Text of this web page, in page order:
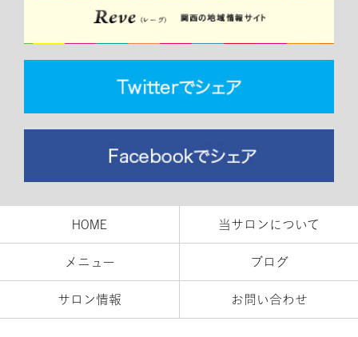
HOME 当サロンについて
メニュー ブログ
サロン情報 お問い合わせ